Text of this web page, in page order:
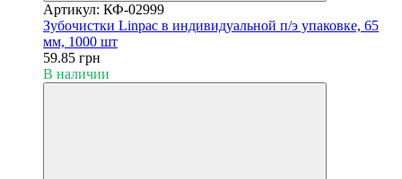
Артикул: КФ-02999
Зубочистки Linpac в индивидуальной п/э упаковке, 65
мм, 1000 шт
59.85 грн
В наличии